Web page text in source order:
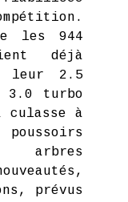
les 944
déjà
leur 2.5
3.0 turbo
culasse à
arbres
prévus